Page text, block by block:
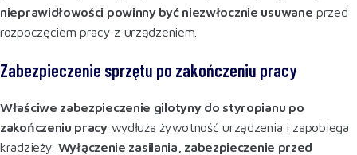
nieprawidłowości powinny być niezwłocznie usuwane przed
rozpoczęciem pracy z urządzeniem
Zabezpieczenie sprzętu po zakończeniu pracy
Właściwe zabezpieczenie gilotyny do styropianu po
zakończeniu pracywydłuża żywotność urządzenia i zapobiega
kradzieży. Wyłączenie zasilania, zabezpieczenie przed